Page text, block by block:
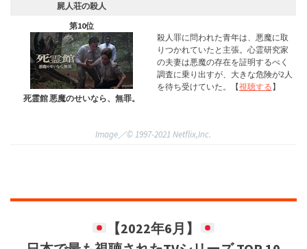
屍人荘の殺人
第10位
死霊館 悪魔のせいなら、無罪。
殺人罪に問われた青年は、悪魔に取
りつかれていたと主張。心霊研究家
の夫妻は悪魔の存在を証明するべく
調査に乗り出すが、大きな危険が2人
を待ち受けていた。【視聴する】
Image／©︎ 1997-2021 Netflix,Inc.
【2022年6月】